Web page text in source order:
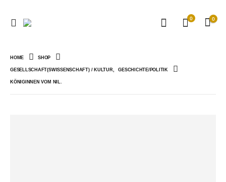
0 0
HOME SHOP
GESELLSCHAFT(SWISSENSCHAFT) / KULTUR, GESCHICHTE/POLITIK
KÖNIGINNEN VOM NIL.